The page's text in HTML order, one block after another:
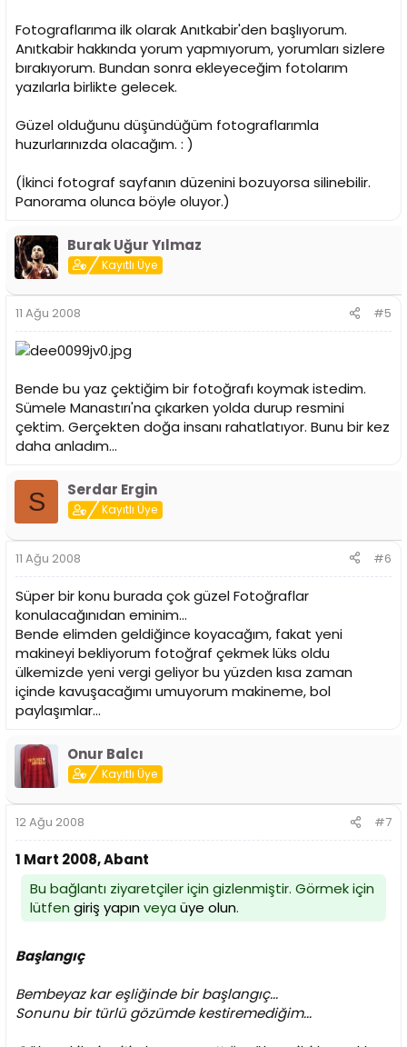
Fotograflarıma ilk olarak Anıtkabir'den başlıyorum.
Anıtkabir hakkında yorum yapmıyorum, yorumları sizlere
bırakıyorum. Bundan sonra ekleyeceğim fotolarım
yazılarla birlikte gelecek.
Güzel olduğunu düşündüğüm fotograflarımla
huzurlarınızda olacağım. : )
(İkinci fotograf sayfanın düzenini bozuyorsa silinebilir.
Panorama olunca böyle oluyor.)
Burak Uğur Yılmaz
Kayıtlı Üye
11 Ağu 2008 #5
Bende bu yaz çektiğim bir fotoğrafı koymak istedim.
Sümele Manastırı'na çıkarken yolda durup resmini
çektim. Gerçekten doğa insanı rahatlatıyor. Bunu bir kez
daha anladım...
S Serdar Ergin
Kayıtlı Üye
11 Ağu 2008 #6
Süper bir konu burada çok güzel Fotoğraflar
konulacağınıdan eminim...
Bende elimden geldiğince koyacağım, fakat yeni
makineyi bekliyorum fotoğraf çekmek lüks oldu
ülkemizde yeni vergi geliyor bu yüzden kısa zaman
içinde kavuşacağımı umuyorum makineme, bol
paylaşımlar...
Onur Balcı
Kayıtlı Üye
12 Ağu 2008 #7
1 Mart 2008, Abant
Bu bağlantı ziyaretçiler için gizlenmiştir. Görmek için
lütfen giriş yapınveya üye olun.
Başlangıç
Bembeyaz kar eşliğinde bir başlangıç...
Sonunu bir türlü gözümde kestiremediğim...